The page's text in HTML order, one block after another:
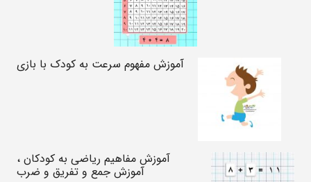
آموزش مفهوم سرعت به کودک با بازی
آموزش مفاهیم ریاضی به کودکان ،
آموزش جمع و تفریق و ضرب